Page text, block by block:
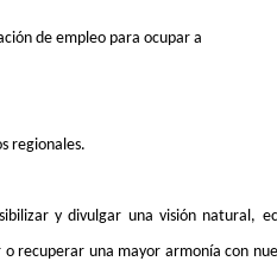
de empleo para ocupar a
regionales.
y divulgar una visión natural,
recuperar una mayor armonía con